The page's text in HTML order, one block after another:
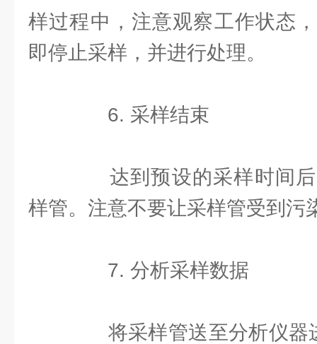
样过程中，注意观察工作状态
即停止采样，并进行处理。
6. 采样结束
达到预设的采样时间后
样管。注意不要让采样管受到污
7. 分析采样数据
将采样管送至分析仪器